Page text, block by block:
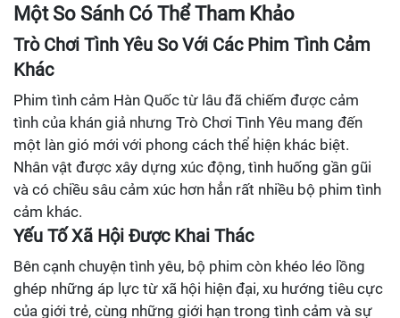
Một So Sánh Có Thể Tham Khảo
Trò Chơi Tình Yêu So Với Các Phim Tình Cảm
Khác
Phim tình cảm Hàn Quốc từ lâu đã chiếm được cảm
tình của khán giả nhưng Trò Chơi Tình Yêu mang đến
một làn gió mới với phong cách thể hiện khác biệt.
Nhân vật được xây dựng xúc động, tình huống gần gũi
và có chiều sâu cảm xúc hơn hẳn rất nhiều bộ phim tình
cảm khác.
Yếu Tố Xã Hội Được Khai Thác
Bên cạnh chuyện tình yêu, bộ phim còn khéo léo lồng
ghép những áp lực từ xã hội hiện đại, xu hướng tiêu cực
của giới trẻ, cùng những giới hạn trong tình cảm và sự